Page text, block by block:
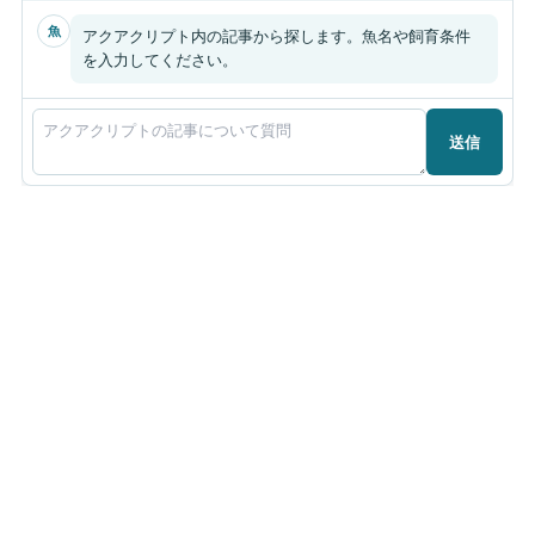
魚
アクアクリプト内の記事から探します。魚名や飼育条件
を入力してください。
送信